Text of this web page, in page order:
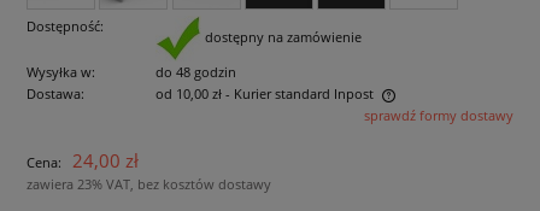
Dostępność:
dostępny na zamówienie
Wysyłka w:
do 48 godzin
Dostawa:
od 10,00 zł - Kurier standard Inpost
Cena nie zawiera ewentualnych kosztów płatnościsprawdź formy dostawy
Cena: 24,00 zł
zawiera 23% VAT, bez kosztów dostawy